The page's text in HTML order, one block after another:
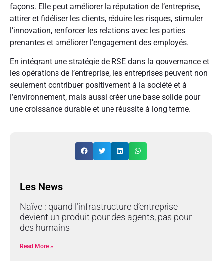
façons. Elle peut améliorer la réputation de l’entreprise,
attirer et fidéliser les clients, réduire les risques, stimuler
l’innovation, renforcer les relations avec les parties
prenantes et améliorer l’engagement des employés.
En intégrant une stratégie de RSE dans la gouvernance et
les opérations de l’entreprise, les entreprises peuvent non
seulement contribuer positivement à la société et à
l’environnement, mais aussi créer une base solide pour
une croissance durable et une réussite à long terme.
Les News
Naïve : quand l’infrastructure d’entreprise
devient un produit pour des agents, pas pour
des humains
Read More »